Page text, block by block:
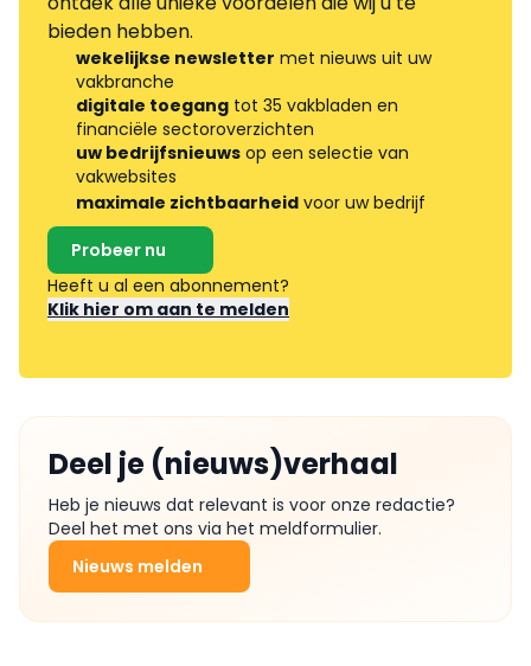
bieden hebben.
wekelijkse newsletter met nieuws uit uw
vakbranche
digitale toegang tot 35 vakbladen en
financiële sectoroverzichten
uw bedrijfsnieuws op een selectie van
vakwebsites
maximale zichtbaarheid voor uw bedrijf
Probeer nu
Heeft u al een abonnement?
Klik hier om aan te melden
Deel je (nieuws)verhaal
Heb je nieuws dat relevant is voor onze redactie?
Deel het met ons via het meldformulier.
Nieuws melden